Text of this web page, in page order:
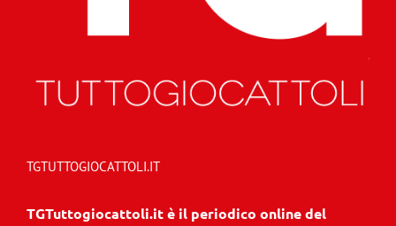
TGTUTTOGIOCATTOLI.IT
TGTuttogiocattoli.it è il periodico online del